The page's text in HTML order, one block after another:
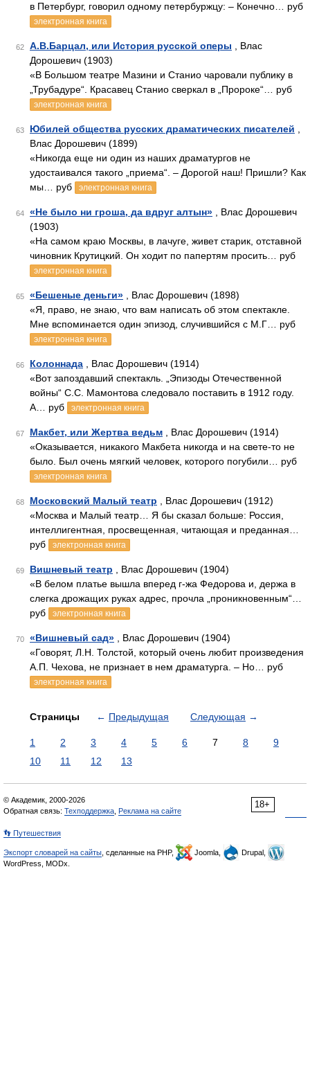
в Петербург, говорил одному петербуржцу: – Конечно… руб
электронная книга
62 A.B.Барцал, или История русской оперы , Влас
Дорошевич (1903)
«В Большом театре Мазини и Станио чаровали публику в
„Трубадуре“. Красавец Станио сверкал в „Пророке“… руб
электронная книга
63 Юбилей общества русских драматических писателей
Влас Дорошевич (1899)
«Никогда еще ни один из наших драматургов не
удостаивался такого „приема“. – Дорогой наш! Пришли? Как
мы… руб
электронная книга
64 «Не было ни гроша, да вдруг алтын» , Влас Дорошевич
(1903)
«На самом краю Москвы, в лачуге, живет старик, отставной
чиновник Крутицкий. Он ходит по папертям просить… руб
электронная книга
65 «Бешеные деньги» , Влас Дорошевич (1898)
«Я, право, не знаю, что вам написать об этом спектакле.
Мне вспоминается один эпизод, случившийся с М.Г… руб
электронная книга
66 Колоннада , Влас Дорошевич (1914)
«Вот запоздавший спектакль. „Эпизоды Отечественной
войны“ С.С. Мамонтова следовало поставить в 1912 году.
А… руб
электронная книга
67 Макбет, или Жертва ведьм , Влас Дорошевич (1914)
«Оказывается, никакого Макбета никогда и на свете-то не
было. Был очень мягкий человек, которого погубили… руб
электронная книга
68 Московский Малый театр , Влас Дорошевич (1912)
«Москва и Малый театр… Я бы сказал больше: Россия,
интеллигентная, просвещенная, читающая и преданная…
руб
электронная книга
69 Вишневый театр , Влас Дорошевич (1904)
«В белом платье вышла вперед г-жа Федорова и, держа в
слегка дрожащих руках адрес, прочла „проникновенным“…
руб
электронная книга
70 «Вишневый сад» , Влас Дорошевич (1904)
«Говорят, Л.H. Толстой, который очень любит произведения
А.П. Чехова, не признает в нем драматурга. – Но… руб
электронная книга
Страницы ← Предыдущая Следующая →
1 2 3 4 5 6 7 8
9
10
11 12 13
18+
© Академик, 2000-2026
Обратная связь: Техподдержка Реклама на сайте
👣 Путешествия
Экспорт словарей на сайты , сделанные на PHP, Joomla,
Drupal,
WordPress, MODx.